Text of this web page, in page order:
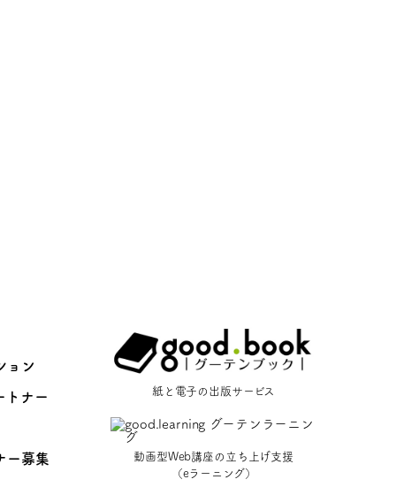
ョン
トナー
ー募集
紙と電子の出版サービス
動画型Web講座の立ち上げ支援
（eラーニング）